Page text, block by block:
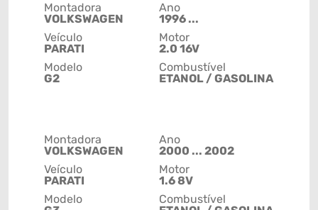
Montadora
VOLKSWAGEN
Veículo
PARATI
Modelo
G2
Ano
1996 ...
Motor
2.0 16V
Combustível
ETANOL / GASOLINA
Montadora
VOLKSWAGEN
Veículo
PARATI
Modelo
Ano
2000 ... 2002
Motor
1.6 8V
Combustível